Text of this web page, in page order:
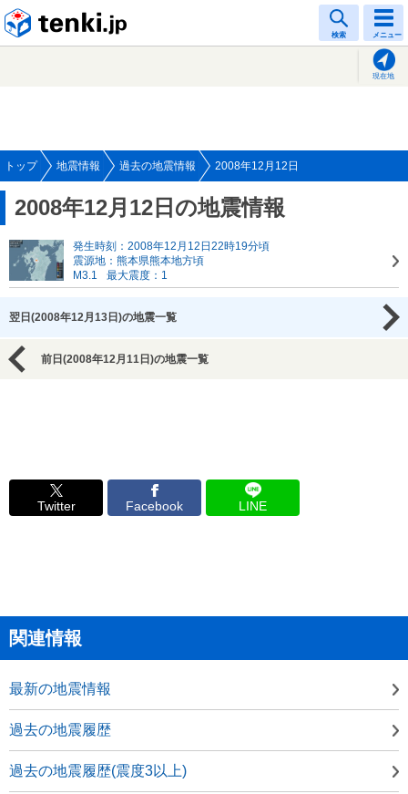
検索 メニュー
現在地
トップ 地震情報 過去の地震情報 2008年12月12日
2008年12月12日の地震情報
発生時刻：2008年12月12日22時19分頃
震源地：熊本県熊本地方頃
M3.1
最大震度：1
翌日(2008年12月13日)の地震一覧
前日(2008年12月11日)の地震一覧
Twitter Facebook LINE
関連情報
最新の地震情報
過去の地震履歴
過去の地震履歴(震度3以上)